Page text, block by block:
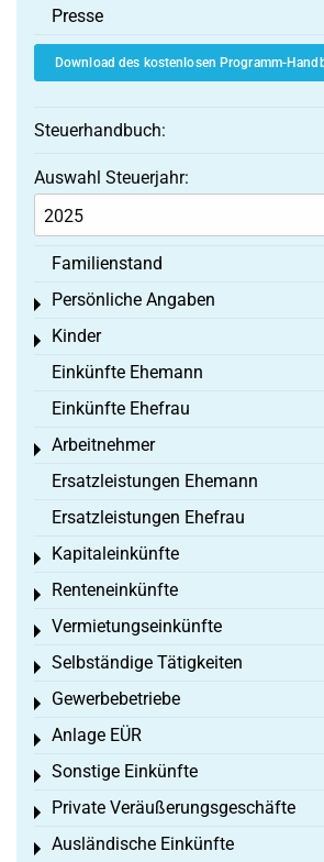
Presse
Download des kostenlosen Programm-
Steuerhandbuch:
Auswahl Steuerjahr:
Familienstand
Persönliche Angaben
Toggle menu
Kinder
Toggle menu
Einkünfte Ehemann
Einkünfte Ehefrau
Arbeitnehmer
Toggle menu
Ersatzleistungen Ehemann
Ersatzleistungen Ehefrau
Kapitaleinkünfte
Toggle menu
Renteneinkünfte
Toggle menu
Vermietungseinkünfte
Toggle menu
Selbständige Tätigkeiten
Toggle menu
Gewerbebetriebe
Toggle menu
Anlage EÜR
Toggle menu
Sonstige Einkünfte
Toggle menu
Private Veräußerungsgeschäfte
Toggle menu
Ausländische Einkünfte
Toggle menu